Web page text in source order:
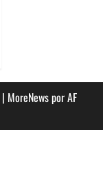
| MoreNewspor AF